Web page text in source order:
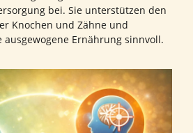
bei. Sie unterstützen den
Knochen und Zähne und
ausgewogene Ernährung sinnvoll.